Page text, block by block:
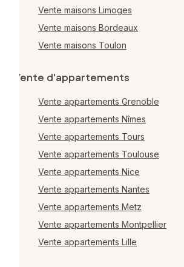
Vente maisons Limoges
Vente maisons Bordeaux
Vente maisons Toulon
Vente d'appartements
Vente appartements Grenoble
Vente appartements Nîmes
Vente appartements Tours
Vente appartements Toulouse
Vente appartements Nice
Vente appartements Nantes
Vente appartements Metz
Vente appartements Montpellier
Vente appartements Lille